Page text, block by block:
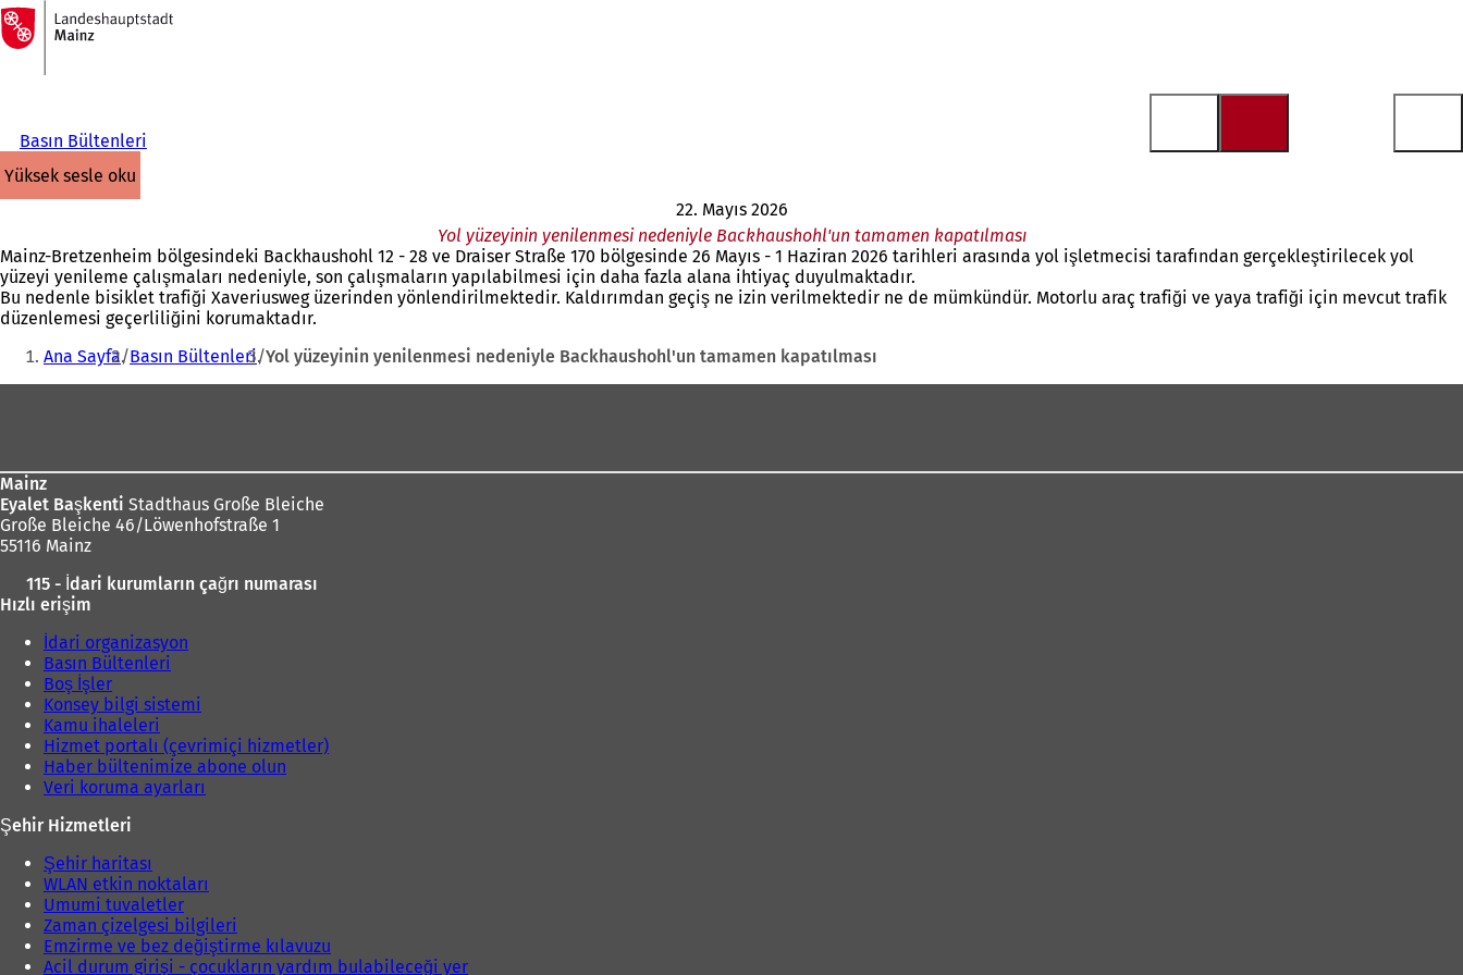
İçeriğe atla
Ana
sayfaya
Basın Bültenleri
yüksek sesle oku
22. Mayıs 2026
Yol yüzeyinin yenilenmesi nedeniyle Backhaushohl'un tamamen kapatılması
Mainz-Bretzenheim bölgesindeki Backhaushohl 12 - 28 ve Draiser Straße 170 bölgesinde 26 Mayıs - 1 Haziran 2026 tarihleri arasında yol işletmecisi tarafından gerçekleştirilecek yol
yüzeyi yenileme çalışmaları nedeniyle, son çalışmaların yapılabilmesi için daha fazla alana ihtiyaç duyulmaktadır.
Bu nedenle bisiklet trafiği Xaveriusweg üzerinden yönlendirilmektedir. Kaldırımdan geçiş ne izin verilmektedir ne de mümkündür. Motorlu araç trafiği ve yaya trafiği için mevcut trafik
düzenlemesi geçerliliğini korumaktadır.
Buradasınız:
Ana Sayfa Basın Bültenleri Yol yüzeyinin yenilenmesi nedeniyle Backhaushohl'un tamamen kapatılması
Mainz
Eyalet Başkenti Stadthaus Große Bleiche
Große Bleiche 46/Löwenhofstraße 1
55116 Mainz
115 - İdari kurumların çağrı numarası
Hızlı erişim
İdari organizasyon
Basın Bültenleri
Boş İşler
Konsey bilgi sistemi
Kamu ihaleleri
Hizmet portalı (çevrimiçi hizmetler)
Haber bültenimize abone olun
Veri koruma ayarları
Şehir Hizmetleri
Şehir haritası
WLAN etkin noktaları
Umumi tuvaletler
Zaman çizelgesi bilgileri
Emzirme ve bez değiştirme kılavuzu
Acil durum girişi - çocukların yardım bulabileceği yer